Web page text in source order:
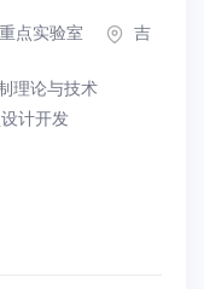
点实验室
吉
理论与技术
设计开发